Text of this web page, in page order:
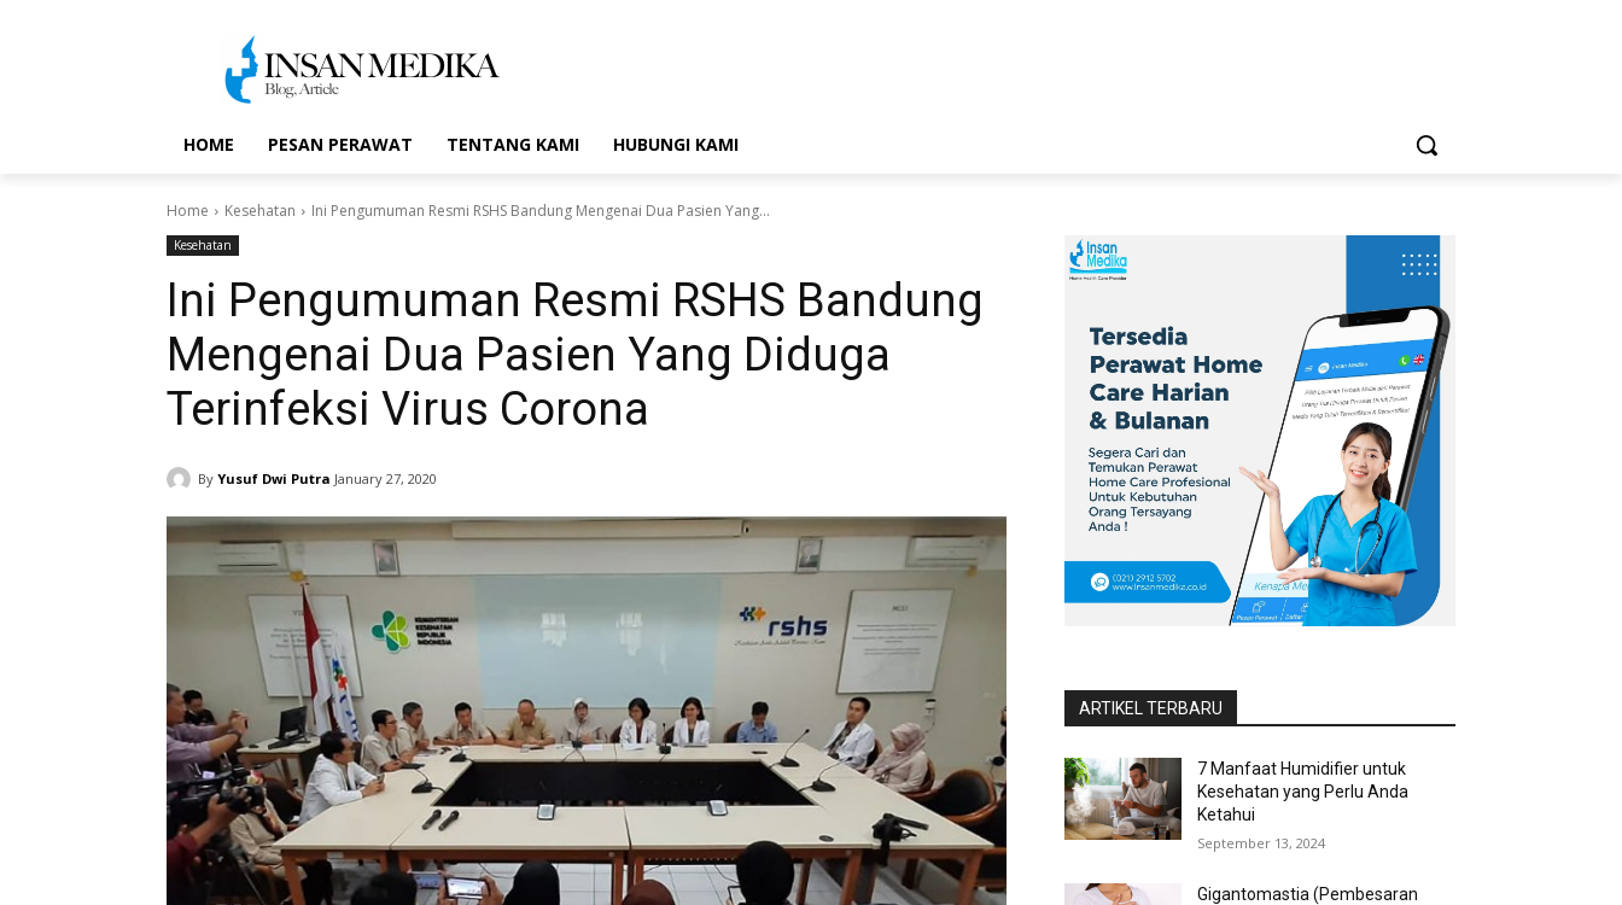
HOME PESAN PERAWAT TENTANG KAMI HUBUNGI KAMI
Home Kesehatan Ini Pengumuman Resmi RSHS Bandung Mengenai Dua Pasien Yang...
Kesehatan
Ini Pengumuman Resmi RSHS Bandung
Mengenai Dua Pasien Yang Diduga
Terinfeksi Virus Corona
By Yusuf Dwi Putra January 27, 2020
ARTIKEL TERBARU
7 Manfaat Humidifier untuk
Kesehatan yang Perlu Anda
Ketahui
September 13, 2024
Gigantomastia (Pembesaran